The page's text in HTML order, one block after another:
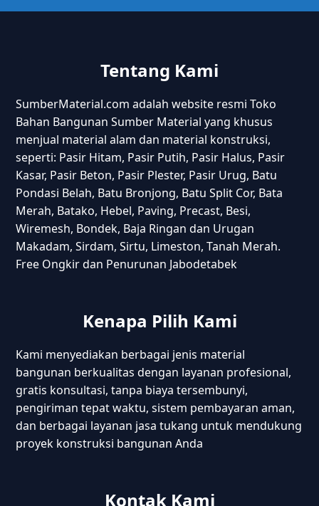
Tentang Kami
SumberMaterial.com adalah website resmi Toko
Bahan Bangunan Sumber Material yang khusus
menjual material alam dan material konstruksi,
seperti: Pasir Hitam, Pasir Putih, Pasir Halus, Pasir
Kasar, Pasir Beton, Pasir Plester, Pasir Urug, Batu
Pondasi Belah, Batu Bronjong, Batu Split Cor, Bata
Merah, Batako, Hebel, Paving, Precast, Besi,
Wiremesh, Bondek, Baja Ringan dan Urugan
Makadam, Sirdam, Sirtu, Limeston, Tanah Merah.
Free Ongkir dan Penurunan Jabodetabek
Kenapa Pilih Kami
Kami menyediakan berbagai jenis material
bangunan berkualitas dengan layanan profesional,
gratis konsultasi, tanpa biaya tersembunyi,
pengiriman tepat waktu, sistem pembayaran aman,
dan berbagai layanan jasa tukang untuk mendukung
proyek konstruksi bangunan Anda
Kontak Kami